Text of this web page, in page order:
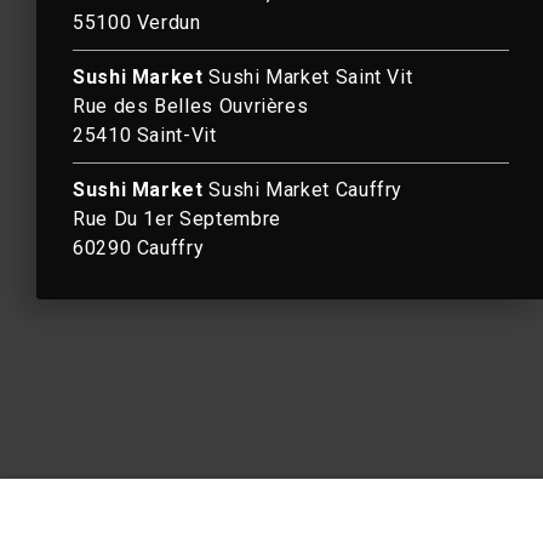
55100 Verdun
Sushi Market Sushi Market Saint Vit
Rue des Belles Ouvrières
25410 Saint-Vit
Sushi Market Sushi Market Cauffry
Rue Du 1er Septembre
60290 Cauffry